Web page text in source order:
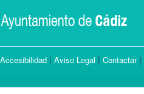
Accesibilidad | Aviso Legal | Contactar|